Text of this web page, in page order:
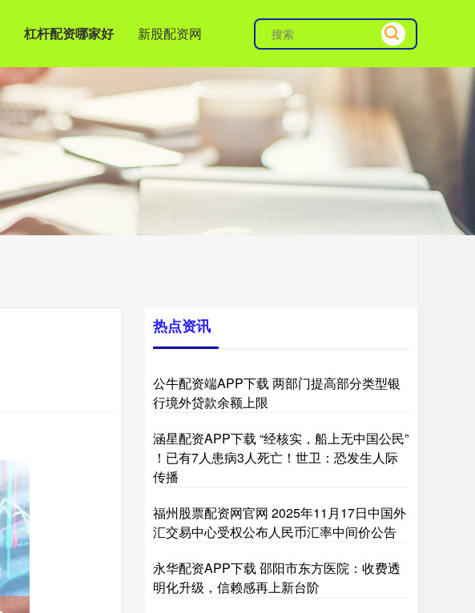
杠杆配资哪家好 新股配资网
热点资讯
公牛配资端APP下载 两部门提高部分类型银
行境外贷款余额上限
涵星配资APP下载 “经核实，船上无中国公民”
！已有7人患病3人死亡！世卫：恐发生人际
传播
福州股票配资网官网 2025年11月17日中国外
汇交易中心受权公布人民币汇率中间价公告
永华配资APP下载 邵阳市东方医院：收费透
明化升级，信赖感再上新台阶